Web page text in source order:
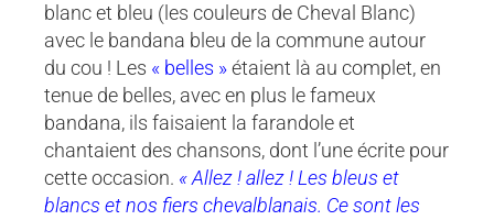
blanc et bleu (les couleurs de Cheval Blanc)
avec le bandana bleu de la commune autour
du cou ! Les « belles »étaient là au complet, en
tenue de belles, avec en plus le fameux
bandana, ils faisaient la farandole et
chantaient des chansons, dont l’une écrite pour
cette occasion. « Allez ! allez ! Les bleus et
blancs et nos fiers chevalblanais. Ce sont les